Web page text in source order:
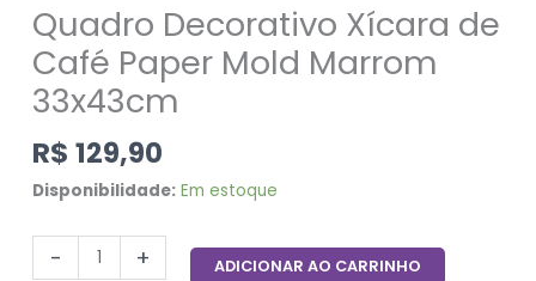
Quadro Decorativo Xícara de
Café Paper Mold Marrom
33x43cm
R$ 129,90
Disponibilidade: Em estoque
- + ADICIONAR AO CARRINHO